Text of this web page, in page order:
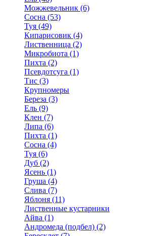
Можжевельник (6)
Сосна (53)
Туя (49)
Кипарисовик (4)
Лиственница (2)
Микробиота (1)
Пихта (2)
Псевдотсуга (1)
Тис (3)
Крупномеры
Береза (3)
Ель (9)
Клен (7)
Липа (6)
Пихта (1)
Сосна (4)
Туя (6)
Дуб (2)
Ясень (1)
Груша (4)
Слива (7)
Яблоня (11)
Лиственные кустарники
Айва (1)
Андромеда (подбел) (2)